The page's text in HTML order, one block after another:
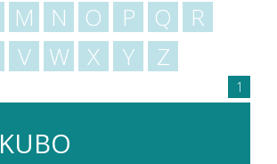
M N O P Q
R
V W X Y Z
1
KUBO